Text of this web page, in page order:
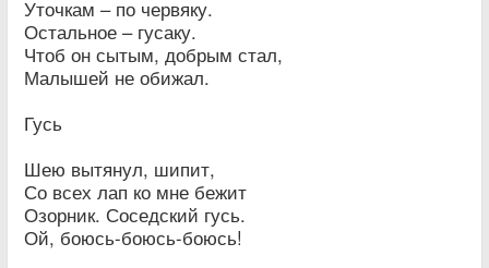
Уточкам – по червяку.
Остальное – гусаку.
Чтоб он сытым, добрым стал,
Малышей не обижал.
Гусь
Шею вытянул, шипит,
Со всех лап ко мне бежит
Озорник. Соседский гусь.
Ой, боюсь-боюсь-боюсь!